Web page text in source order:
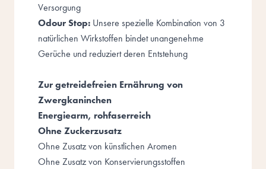
Versorgung
Odour Stop: Unsere spezielle Kombination von 3
natürlichen Wirkstoffen bindet unangenehme
Gerüche und reduziert deren Entstehung
Zur getreidefreien Ernährung von
Zwergkaninchen
Energiearm, rohfaserreich
Ohne Zuckerzusatz
Ohne Zusatz von künstlichen Aromen
Ohne Zusatz von Konservierungsstoffen